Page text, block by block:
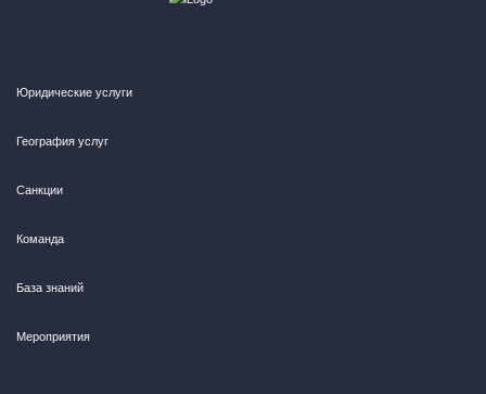
Юридические услуги
География услуг
Санкции
Команда
База знаний
Мероприятия